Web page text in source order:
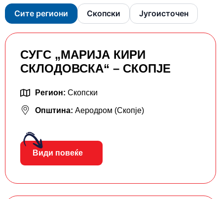
Сите региони Скопски Југоисточен
СУГС „МАРИЈА КИРИ
СКЛОДОВСКА“ – СКОПЈЕ
Регион: Скопски
Општина: Аеродром (Скопје)
Види повеќе